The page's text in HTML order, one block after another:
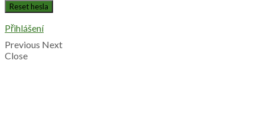
Přihlášení
Previous Next
Close